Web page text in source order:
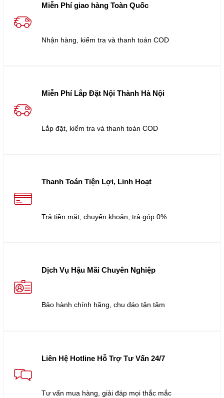
Miễn Phí giao hàng Toàn Quốc
Nhận hàng, kiểm tra và thanh toán COD
Miễn Phí Lắp Đặt Nội Thành Hà Nội
Lắp đặt, kiểm tra và thanh toán COD
Thanh Toán Tiện Lợi, Linh Hoạt
Trả tiền mặt, chuyển khoản, trả góp 0%
Dịch Vụ Hậu Mãi Chuyên Nghiệp
Bảo hành chính hãng, chu đáo tận tâm
Liên Hệ Hotline Hỗ Trợ Tư Vấn 24/7
Tư vấn mua hàng, giải đáp mọi thắc mắc